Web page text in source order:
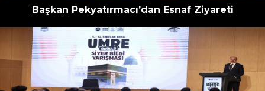
Başkan Pekyatırmacı’dan Esnaf Ziyareti